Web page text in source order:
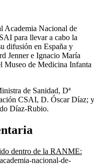
Academia Nacional de
para llevar a cabo la
difusión en España y
Jenner e Ignacio María
Museo de Medicina Infanta
de Sanidad, Dª
CSAI, D. Óscar Díaz; y
Díaz-Rubio.
dentro de la RANME:
nacional-de-